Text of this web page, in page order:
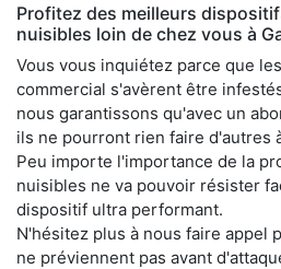
Profitez des meilleurs
nuisibles loin de chez vous à
Vous vous inquiétez parce que
commercial s'avèrent être
nous garantissons qu'avec un
ils ne pourront rien faire d'autres
Peu importe l'importance de la
nuisibles ne va pouvoir résister
dispositif ultra performant.
N'hésitez plus à nous faire appel
ne préviennent pas avant